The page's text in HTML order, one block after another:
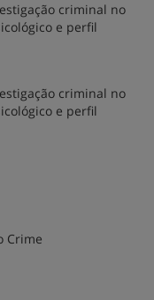
criminal no
e perfil
criminal no
e perfil
Crime